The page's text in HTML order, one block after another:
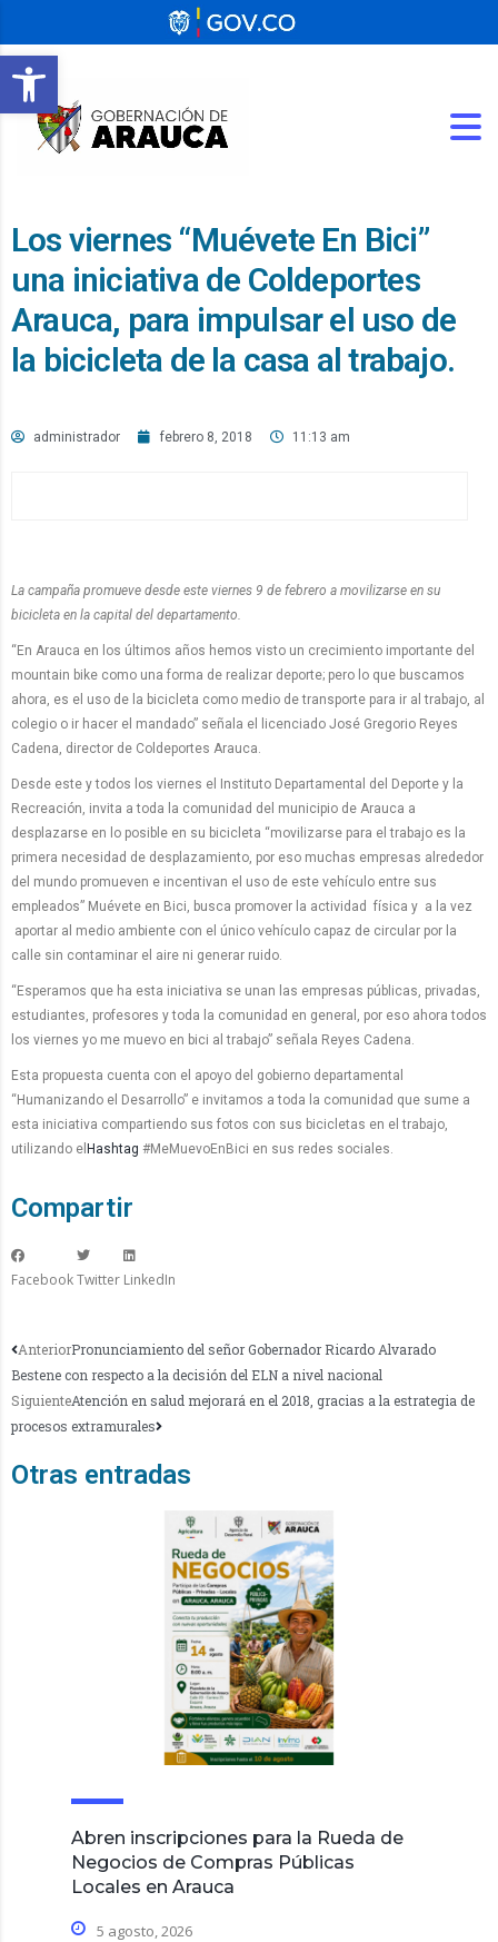
Abrir barra de herramientas
Los viernes “Muévete En Bici”
una iniciativa de Coldeportes
Arauca, para impulsar el uso de
la bicicleta de la casa al trabajo.
administrador febrero 8, 2018 11:13 am
La campaña promueve desde este viernes 9 de febrero a movilizarse en su
bicicleta en la capital del departamento.
“En Arauca en los últimos años hemos visto un crecimiento importante del
mountain bike como una forma de realizar deporte; pero lo que buscamos
ahora, es el uso de la bicicleta como medio de transporte para ir al trabajo, al
colegio o ir hacer el mandado” señala el licenciado José Gregorio Reyes
Cadena, director de Coldeportes Arauca.
Desde este y todos los viernes el Instituto Departamental del Deporte y la
Recreación, invita a toda la comunidad del municipio de Arauca a
desplazarse en lo posible en su bicicleta “movilizarse para el trabajo es la
primera necesidad de desplazamiento, por eso muchas empresas alrededor
del mundo promueven e incentivan el uso de este vehículo entre sus
empleados” Muévete en Bici, busca promover la actividad física y a la vez
aportar al medio ambiente con el único vehículo capaz de circular por la
calle sin contaminar el aire ni generar ruido.
“Esperamos que ha esta iniciativa se unan las empresas públicas, privadas,
estudiantes, profesores y toda la comunidad en general, por eso ahora todos
los viernes yo me muevo en bici al trabajo” señala Reyes Cadena.
Esta propuesta cuenta con el apoyo del gobierno departamental
“Humanizando el Desarrollo” e invitamos a toda la comunidad que sume a
esta iniciativa compartiendo sus fotos con sus bicicletas en el trabajo,
utilizando el Hashtag #MeMuevoEnBici en sus redes sociales.
Compartir
FacebookTwitter LinkedIn
AnteriorPronunciamiento del señor Gobernador Ricardo Alvarado
Bestene con respecto a la decisión del ELN a nivel nacional
SiguienteAtención en salud mejorará en el 2018, gracias a la estrategia de
procesos extramurales
Otras entradas
Abren inscripciones para la Rueda de
Negocios de Compras Públicas
Locales en Arauca
5 agosto, 2026